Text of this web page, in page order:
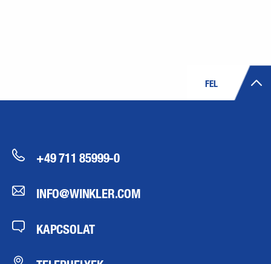
FEL
+49 711 85999-0
INFO@WINKLER.COM
KAPCSOLAT